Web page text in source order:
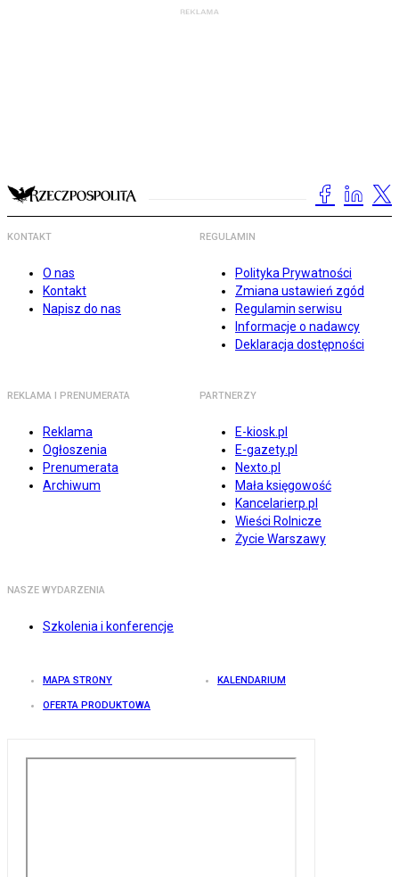
KONTAKT
O nas
Kontakt
Napisz do nas
REGULAMIN
Polityka Prywatności
Zmiana ustawień zgód
Regulamin serwisu
Informacje o nadawcy
Deklaracja dostępności
REKLAMA I PRENUMERATA
Reklama
Ogłoszenia
Prenumerata
Archiwum
PARTNERZY
E-kiosk.pl
E-gazety.pl
Nexto.pl
Mała księgowość
Kancelarierp.pl
Wieści Rolnicze
Życie Warszawy
NASZE WYDARZENIA
Szkolenia i konferencje
MAPA STRONY KALENDARIUM
OFERTA PRODUKTOWA